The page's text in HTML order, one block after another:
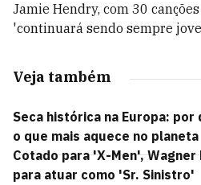
Jamie Hendry, com 30
'continuará sendo sempre
Veja também
Seca histórica na Europa:
o que mais aquece no planeta
Cotado para 'X-Men',
para atuar como 'Sr. Sinistro'